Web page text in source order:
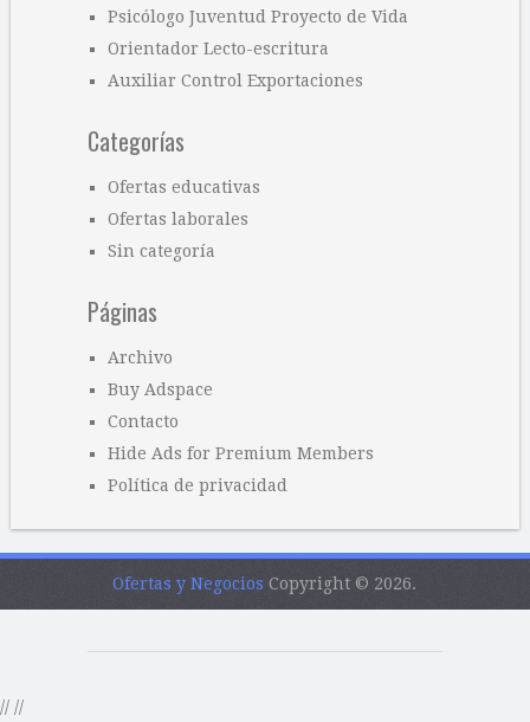
Psicólogo Juventud Proyecto de Vida
Orientador Lecto-escritura
Auxiliar Control Exportaciones
Categorías
Ofertas educativas
Ofertas laborales
Sin categoría
Páginas
Archivo
Buy Adspace
Contacto
Hide Ads for Premium Members
Política de privacidad
Ofertas y Negocios Copyright © 2026.
// //